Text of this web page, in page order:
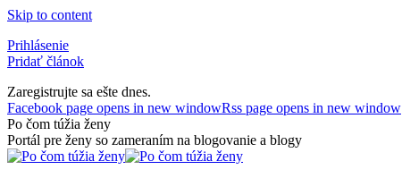
Skip to content
Prihlásenie
Pridať článok
Zaregistrujte sa ešte dnes.
Facebook page opens in new windowRss page opens in new window
Po čom túžia ženy
Portál pre ženy so zameraním na blogovanie a blogy